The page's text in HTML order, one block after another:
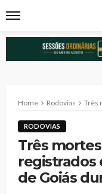
Home Rodovias Três
RODOVIAS
Três
registrados
de Goiás